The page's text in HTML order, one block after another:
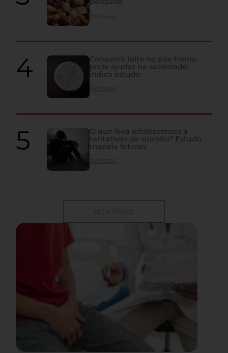
Consumir leite no pós-treino
pode ajudar na saciedade,
indica estudo
O que leva adolescentes a
tentativas de suicídio? Estudo
mapeia fatores
VEJA TODOS